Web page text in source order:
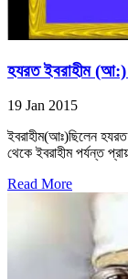
হযরত ইবরাহীম (আ:)
19 Jan 2015
ইবরাহীম(আঃ)ছিলেন
থেকে ইবরাহীম পর্যন্ত
Read More